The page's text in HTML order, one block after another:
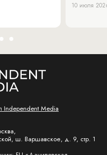
10 июля
Independent Media
ш. Варшавское, д. 9, стр. 1